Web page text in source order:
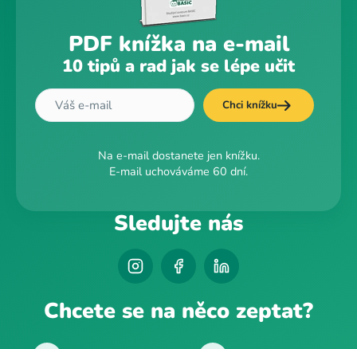
PDF knížka na e-mail
10 tipů a rad jak se lépe učit
Chci knížku
Na e-mail dostanete jen knížku.
E-mail uchováváme 60 dní.
Sledujte nás
Chcete se na něco zeptat?